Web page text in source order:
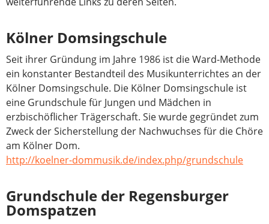
Kölner Domsingschule
Seit ihrer Gründung im Jahre 1986 ist die Ward-Methode
ein konstanter Bestandteil des Musikunterrichtes an der
Kölner Domsingschule. Die Kölner Domsingschule ist
eine Grundschule für Jungen und Mädchen in
erzbischöflicher Trägerschaft. Sie wurde gegründet zum
Zweck der Sicherstellung der Nachwuchses für die Chöre
am Kölner Dom.
http://koelner-dommusik.de/index.php/grundschule
Grundschule der Regensburger
Domspatzen